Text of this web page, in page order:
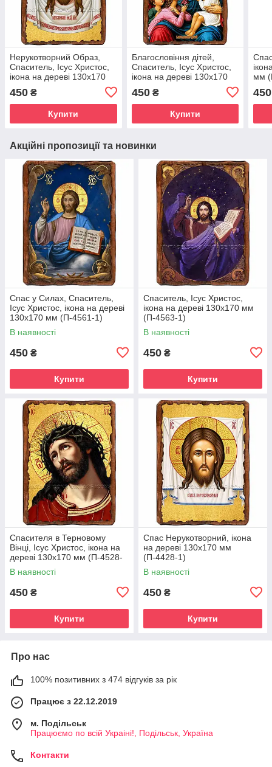
Нерукотворний Образ,
Спаситель, Ісус Христос,
ікона на дереві 130х170
450 ₴
Купити
Благословіння дітей,
Спаситель, Ісус Христос,
ікона на дереві 130х170
450₴
Купити
мм
450
Акційні пропозиції та новинки
Спас у Силах, Спаситель,
Ісус Христос, ікона на дереві
130х170 мм (П-4561-1)
В наявності
450 ₴
Купити
Спаситель, Ісус Христос,
ікона на дереві 130х170 мм
(П-4563-1)
В наявності
450 ₴
Купити
Спасителя в Терновому
Вінці, Ісус Христос, ікона на
дереві 130х170 мм (П-4528-
1)
В наявності
450 ₴
Купити
Спас Нерукотворний, ікона
на дереві 130х170 мм
(П-4428-1)
В наявності
450 ₴
Купити
Про нас
100% позитивних з 474 відгуків за рік
Працює з 22.12.2019
м. Подільськ
Працюємо по всій Украіні!, Подільськ, Україна
Контакти